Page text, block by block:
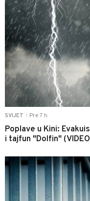
SVIJET Pre 7 h
Poplave u Kini:
i tajfun "Dolfin"